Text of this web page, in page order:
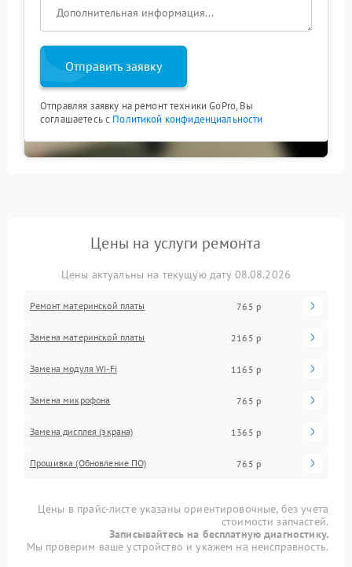
Отправить заявку
Отправляя заявку на ремонт техники GoPro, Вы
соглашаетесь с Политикой конфиденциальности
Цены на услуги ремонта
Цены актуальны на текущую дату 08.08.2026
Ремонт материнской платы 765 р
Замена материнской платы 2165 р
Замена модуля Wi-Fi 1165 р
Замена микрофона 765 р
Замена дисплея (экрана) 1365 р
Прошивка (Обновление ПО) 765 р
Цены в прайс-листе указаны ориентировочные, без учета
стоимости запчастей.
Записывайтесь на бесплатную диагностику.
Мы проверим ваше устройство и укажем на неисправность.